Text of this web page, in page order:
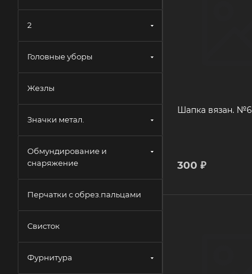
Шапка вязан. №6
300 ₽
2
Головные уборы
Жезлы
Значки метал.
Обмундирование и
снаряжение
Перчатки с обрез.пальцами
Свисток
Фурнитура